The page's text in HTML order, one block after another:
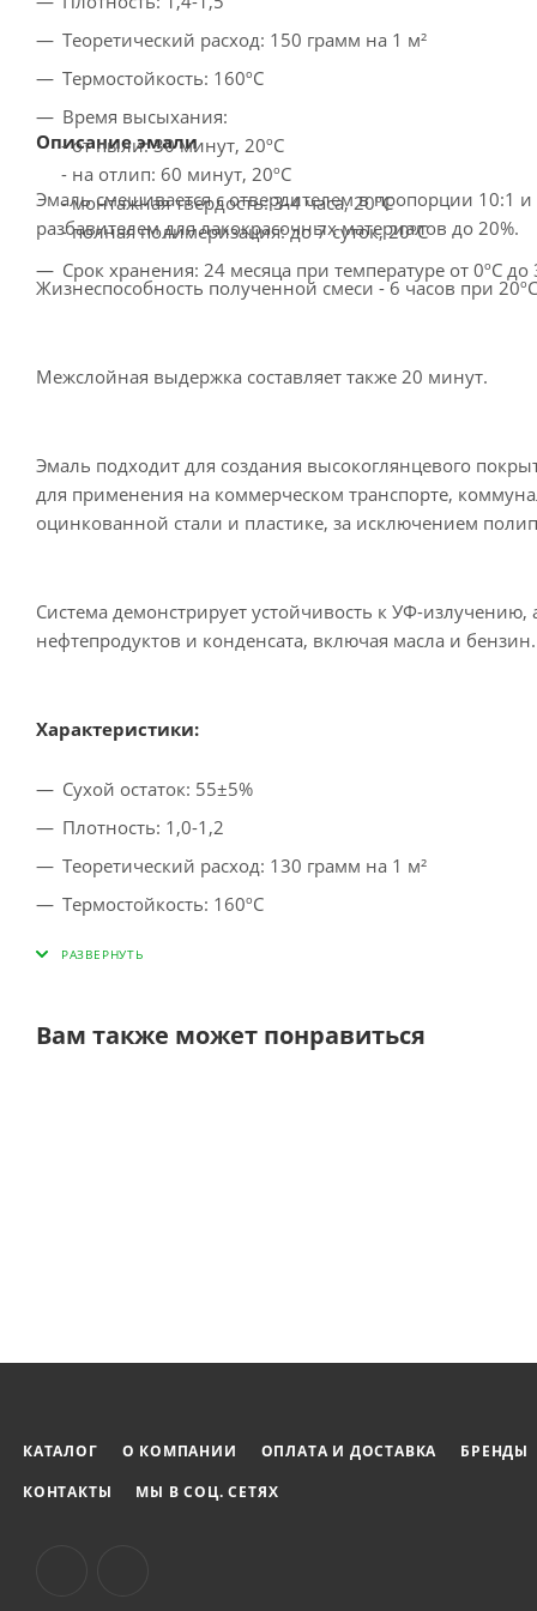
Теоретический расход: 150 грамм на 1 м²
Термостойкость: 160ºC
Время высыхания:
- от пыли: 30 минут, 20ºC
- на отлип: 60 минут, 20ºC
- монтажная твердость: 3-4 часа, 20ºC
- полная полимеризация: до 7 суток, 20ºC
Срок хранения: 24 месяца при температуре от 0ºC
Описание эмали
Эмаль смешивается с отвердителем в пропорции 10:1
разбавителем для лакокрасочных материалов до 20%.
Жизнеспособность полученной смеси - 6 часов при
Межслойная выдержка составляет также 20 минут.
Эмаль подходит для создания высокоглянцевого
для применения на коммерческом транспорте,
оцинкованной стали и пластике, за исключением
Система демонстрирует устойчивость к УФ-
нефтепродуктов и конденсата, включая масла и бензин.
Характеристики:
Сухой остаток: 55±5%
Плотность: 1,0-1,2
Теоретический расход: 130 грамм на 1 м²
Термостойкость: 160ºC
- монтажная твердость: 4-5 часов, 20ºC
- полная полимеризация: до 7 суток, 20ºC
Вам также может понравиться
КАТАЛОГ О КОМПАНИИ ОПЛАТА И ДОСТАВКА
БРЕНДЫ
КОНТАКТЫ
МЫ В СОЦ. СЕТЯХ